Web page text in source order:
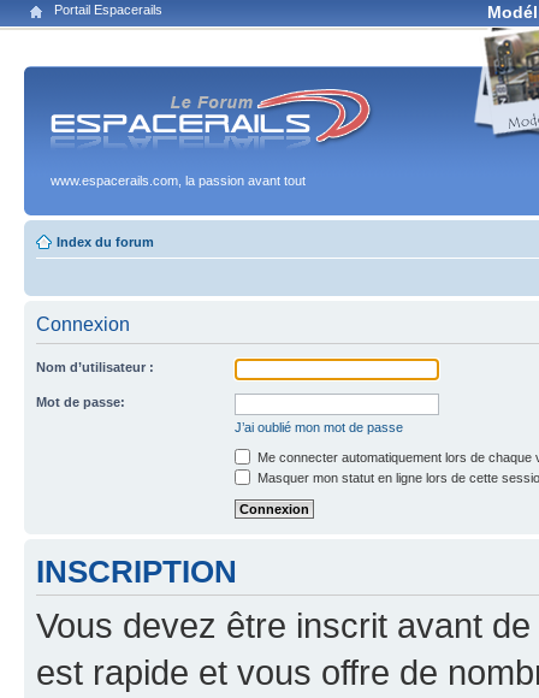
Portail Espacerails
www.espacerails.com, la passion avant tout
Index du forum
Connexion
Nom d’utilisateur :
Mot de passe:
J’ai oublié mon mot de passe
Me connecter automatiquement lors de chaque
Masquer mon statut en ligne lors de cette
INSCRIPTION
Vous devez être inscrit avant
est rapide et vous offre de